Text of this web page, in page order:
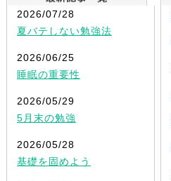
2026/07/28
夏バテしない勉強法
2026/06/25
睡眠の重要性
2026/05/29
5月末の勉強
2026/05/28
基礎を固めよう